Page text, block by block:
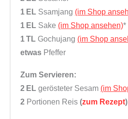
1 EL Ssamjang (im Shop
1 EL Sake (im Shop ansehen)*
1 TL Gochujang (im Shop
etwas Pfeffer
Zum Servieren:
2 EL gerösteter Sesam (im
2 Portionen Reis (zum Rezept)